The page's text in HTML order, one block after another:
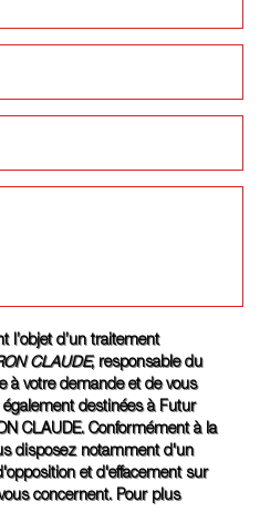
l’objet d’un traitement
CHARRON CLAUDE, responsable du
à votre demande et de vous
destinées à Futur
à la
disposez notamment d'un
et d'effacement sur
concernent. Pour plus